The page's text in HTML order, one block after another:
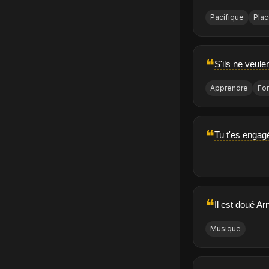
Pacifique
❝S'ils ne
Apprendre
❝Tu t'es
❝Il est doué
Musique